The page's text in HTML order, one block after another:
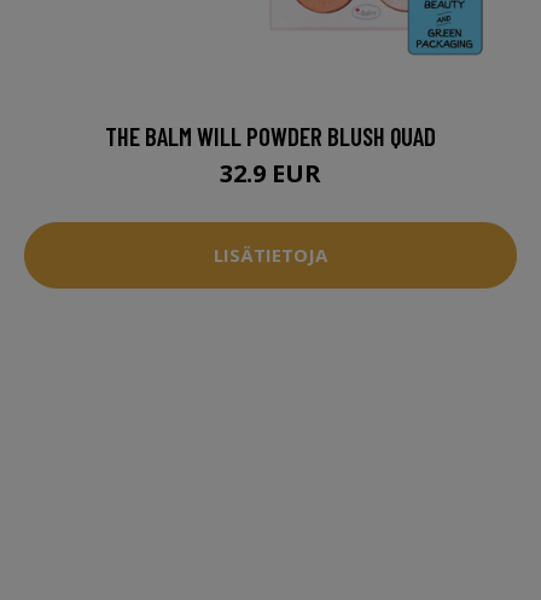
THE BALM WILL POWDER BLUSH QUAD
32.9 EUR
LISÄTIETOJA